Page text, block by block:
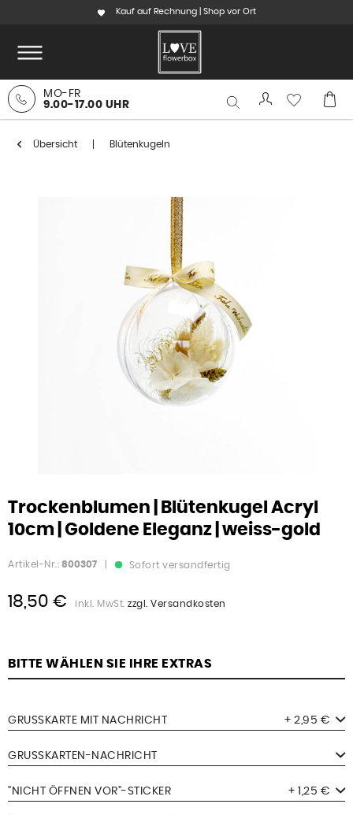
Kauf auf Rechnung | Shop vor Ort
MO-FR
9.00-17.00 UHR
Übersicht Blütenkugeln
Trockenblumen | Blütenkugel Acryl
10cm | Goldene Eleganz | weiss-gold
Artikel-Nr.: 800307 Sofort versandfertig
18,50 € inkl. MwSt. zzgl. Versandkosten
BITTE WÄHLEN SIE IHRE EXTRAS
GRUSSKARTE MIT NACHRICHT + 2,95 €
GRUSSKARTEN-NACHRICHT
"NICHT ÖFFNEN VOR"-STICKER + 1,25 €